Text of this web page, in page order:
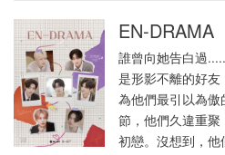
EN-DRAMA
誰曾向她告白過
是形影不離的好
為他們最引以為傲
節，他們久違重
初戀。沒想到，